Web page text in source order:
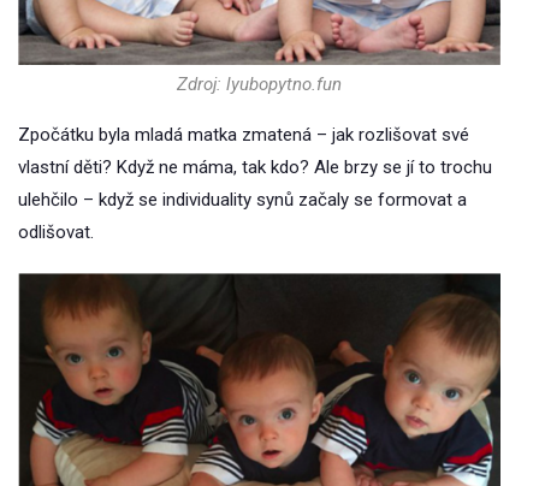
Zdroj: lyubopytno.fun
Zpočátku byla mladá matka zmatená – jak rozlišovat své
vlastní děti? Když ne máma, tak kdo? Ale brzy se jí to trochu
ulehčilo – když se individuality synů začaly se formovat a
odlišovat.